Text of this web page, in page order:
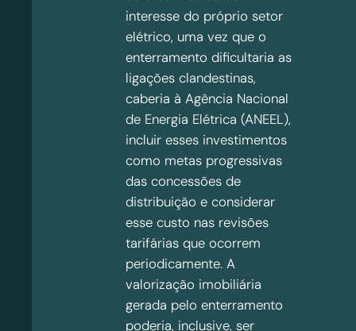
interesse do próprio setor
elétrico, uma vez que o
enterramento dificultaria as
ligações clandestinas,
caberia à Agência Nacional
de Energia Elétrica (ANEEL),
incluir esses investimentos
como metas progressivas
das concessões de
distribuição e considerar
esse custo nas revisões
tarifárias que ocorrem
periodicamente. A
valorização imobiliária
gerada pelo enterramento
poderia, inclusive, ser